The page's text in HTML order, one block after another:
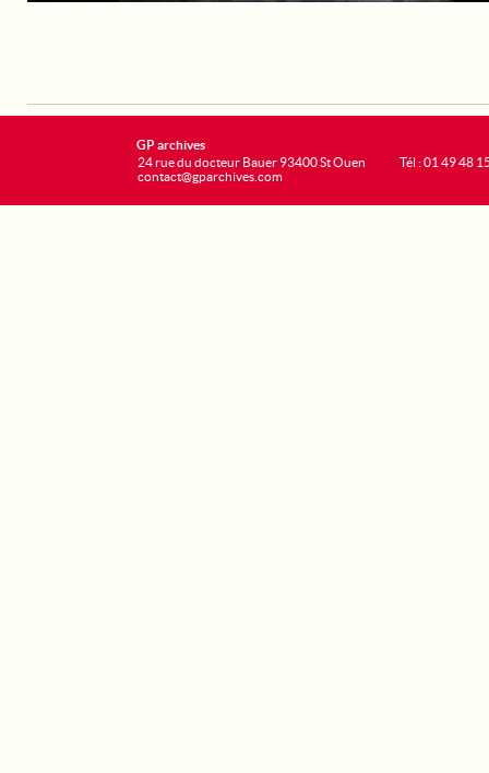
GP archives
24 rue du docteur Bauer 93400 St Ouen
contact@gparchives.com
Tél : 01 49 48